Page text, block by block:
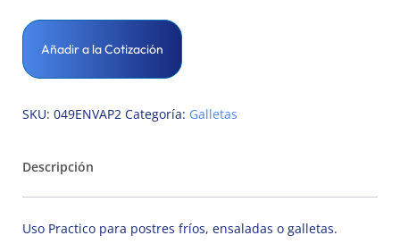
Añadir a la Cotización
SKU: 049ENVAP2 Categoría: Galletas
Descripción
Uso Practico para postres fríos, ensaladas o galletas.